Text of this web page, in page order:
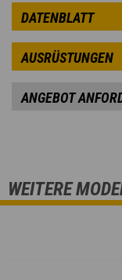
DATENBLATT
AUSRÜSTUNGEN
ANGEBOT
WEITERE